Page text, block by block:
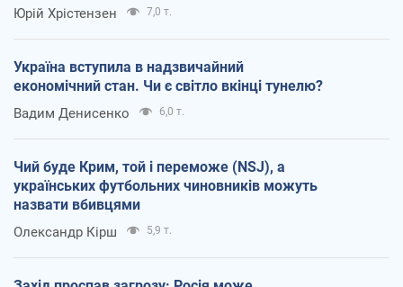
Юрій Хрістензен 7,0 т.
Україна вступила в надзвичайний
економічний стан. Чи є світло вкінці тунелю?
Вадим Денисенко 6,0 т.
Чий буде Крим, той і переможе (NSJ), а
українських футбольних чиновників можуть
назвати вбивцями
Олександр Кірш 5,9 т.